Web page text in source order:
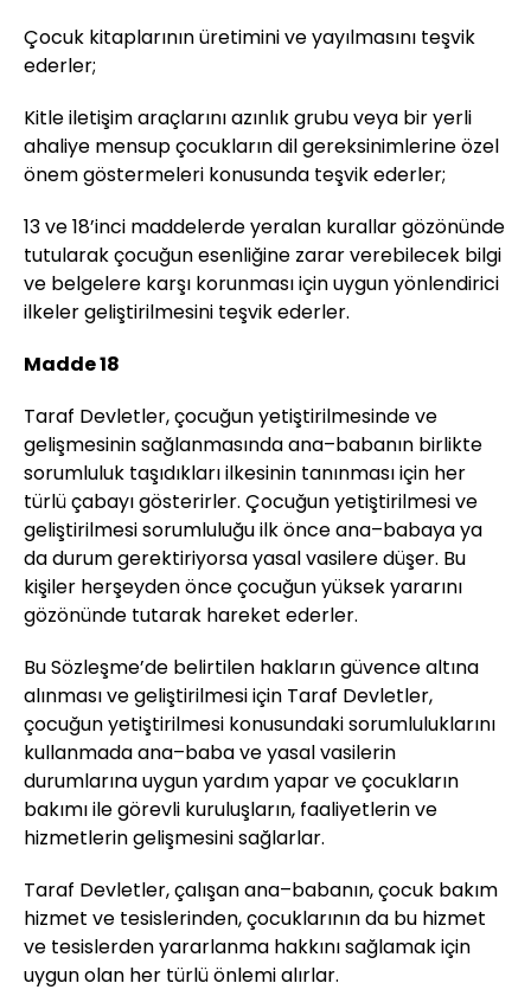
Çocuk kitaplarının üretimini ve yayılmasını teşvik
ederler;
Kitle iletişim araçlarını azınlık grubu veya bir yerli
ahaliye mensup çocukların dil gereksinimlerine özel
önem göstermeleri konusunda teşvik ederler;
13 ve 18’inci maddelerde yeralan kurallar gözönünde
tutularak çocuğun esenliğine zarar verebilecek bilgi
ve belgelere karşı korunması için uygun yönlendirici
ilkeler geliştirilmesini teşvik ederler.
Madde 18
Taraf Devletler, çocuğun yetiştirilmesinde ve
gelişmesinin sağlanmasında ana–babanın birlikte
sorumluluk taşıdıkları ilkesinin tanınması için her
türlü çabayı gösterirler. Çocuğun yetiştirilmesi ve
geliştirilmesi sorumluluğu ilk önce ana–babaya ya
da durum gerektiriyorsa yasal vasilere düşer. Bu
kişiler herşeyden önce çocuğun yüksek yararını
gözönünde tutarak hareket ederler.
Bu Sözleşme’de belirtilen hakların güvence altına
alınması ve geliştirilmesi için Taraf Devletler,
çocuğun yetiştirilmesi konusundaki sorumluluklarını
kullanmada ana–baba ve yasal vasilerin
durumlarına uygun yardım yapar ve çocukların
bakımı ile görevli kuruluşların, faaliyetlerin ve
hizmetlerin gelişmesini sağlarlar.
Taraf Devletler, çalışan ana–babanın, çocuk bakım
hizmet ve tesislerinden, çocuklarının da bu hizmet
ve tesislerden yararlanma hakkını sağlamak için
uygun olan her türlü önlemi alırlar.